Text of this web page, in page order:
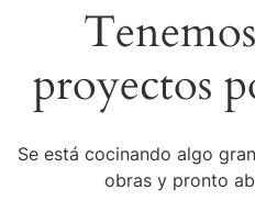
proyectos
Se está cocinando algo
obras y pronto